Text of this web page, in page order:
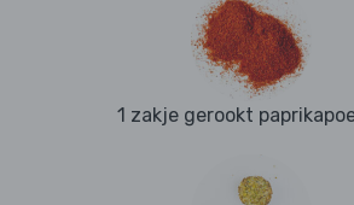
1 zakje gerookt